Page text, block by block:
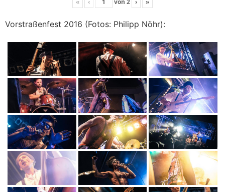
« ‹ von 2 › »
Vorstraßenfest 2016 (Fotos: Philipp Nöhr):